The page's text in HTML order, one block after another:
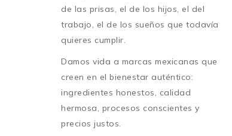
de las prisas, el de los hijos, el del
trabajo, el de los sueños que todavía
quieres cumplir.
Damos vida a marcas mexicanas que
creen en el bienestar auténtico:
ingredientes honestos, calidad
hermosa, procesos conscientes y
precios justos.